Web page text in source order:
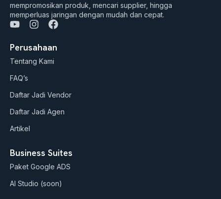
mempromosikan produk, mencari supplier, hingga
memperluas jaringan dengan mudah dan cepat.
Y
u
t
u
b
e
I
s
t
a
a
F
c
e
b
k
Perusahaan
Tentang Kami
FAQ’s
Daftar Jadi Vendor
Daftar Jadi Agen
Artikel
Business Suites
Paket Google ADS
AI Studio (soon)